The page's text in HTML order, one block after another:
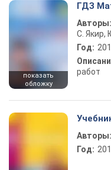
показать
обложку
ГДЗ
Авторы:
С. Якир,
Год:
работ
Авторы:
Год: